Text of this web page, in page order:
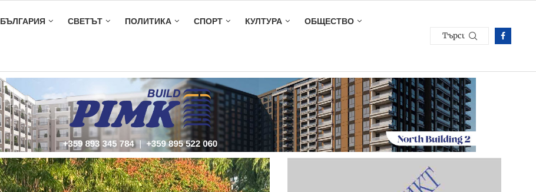
БЪЛГАРИЯ СВЕТЪТ ПОЛИТИКА СПОРТ КУЛТУРА ОБЩЕСТВО